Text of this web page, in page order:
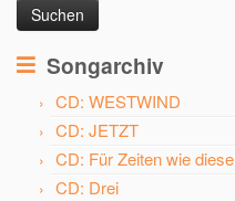
Songarchiv
CD: WESTWIND
CD: JETZT
CD: Für Zeiten wie diese
CD: Drei